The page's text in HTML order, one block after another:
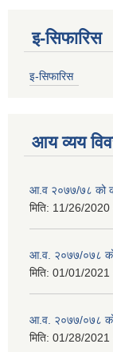
इ-सिफारिस
इ-सिफारिस
आय व्यय
आ.व २०७७/७८ को
मिति: 11/26/2020
आ.व. २०७७/०७८ को
मिति: 01/01/2021
आ.व. २०७७/०७८ को
मिति: 01/28/2021